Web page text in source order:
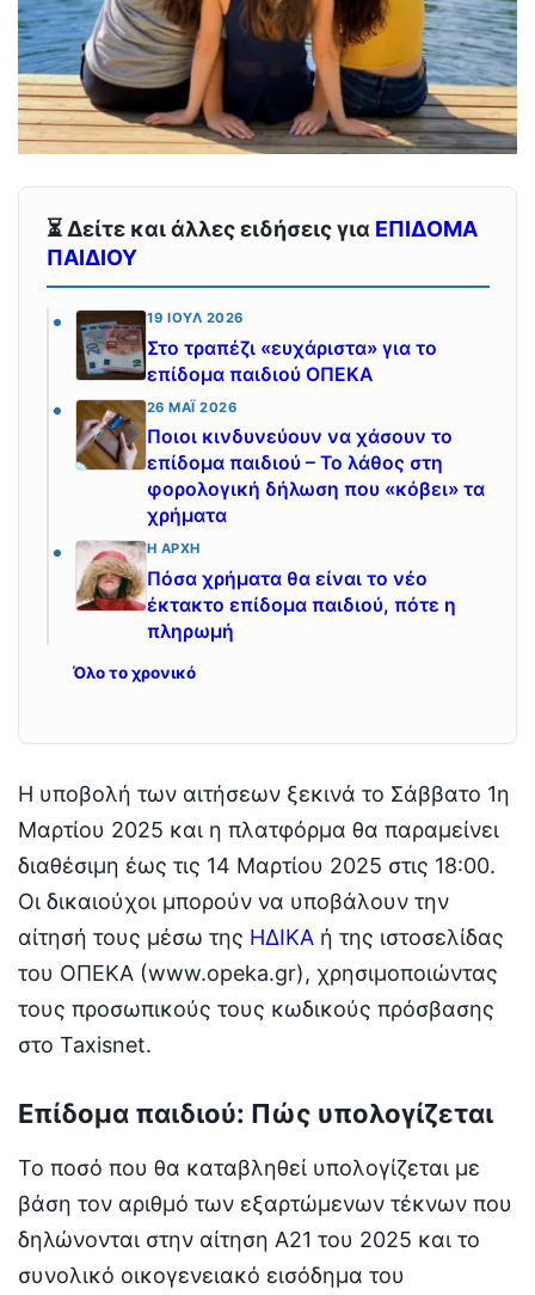
⏳ Δείτε και άλλες ειδήσεις για ΕΠΙΔΟΜΑ
ΠΑΙΔΙΟΥ
19 ΙΟΎΛ 2026
Στο τραπέζι «ευχάριστα» για το
επίδομα παιδιού ΟΠΕΚΑ
26 ΜΆΙ 2026
Ποιοι κινδυνεύουν να χάσουν το
επίδομα παιδιού – Το λάθος στη
φορολογική δήλωση που «κόβει» τα
χρήματα
Η ΑΡΧΉ
Πόσα χρήματα θα είναι το νέο
έκτακτο επίδομα παιδιού, πότε η
πληρωμή
Όλο το χρονικό
Η υποβολή των αιτήσεων ξεκινά το Σάββατο 1η
Μαρτίου 2025 και η πλατφόρμα θα παραμείνει
διαθέσιμη έως τις 14 Μαρτίου 2025 στις 18:00.
Οι δικαιούχοι μπορούν να υποβάλουν την
αίτησή τους μέσω της ΗΔΙΚΑ ή της ιστοσελίδας
του ΟΠΕΚΑ (www.opeka.gr), χρησιμοποιώντας
τους προσωπικούς τους κωδικούς πρόσβασης
στο Taxisnet.
Επίδομα παιδιού: Πώς υπολογίζεται
Το ποσό που θα καταβληθεί υπολογίζεται με
βάση τον αριθμό των εξαρτώμενων τέκνων που
δηλώνονται στην αίτηση Α21 του 2025 και το
συνολικό οικογενειακό εισόδημα του